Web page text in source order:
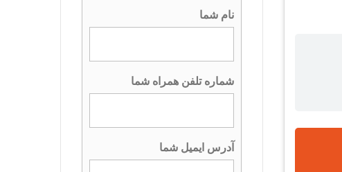
نام شما
شماره تلفن همراه شما
آدرس ایمیل شما